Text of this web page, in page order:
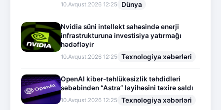
10.Avqust.2026 12:25 Dünya
Nvidia süni intellekt sahəsində enerji
infrastrukturuna investisiya yatırmağı
hədəfləyir
10.Avqust.2026 12:25 Texnologiya xəbərləri
OpenAI kiber-təhlükəsizlik təhdidləri
səbəbindən “Astra” layihəsini təxirə saldı
10.Avqust.2026 12:25 Texnologiya xəbərləri